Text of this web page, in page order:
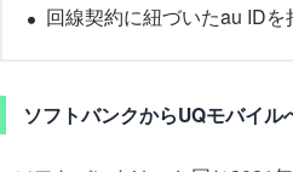
回線契約に紐づいたau IDを
ソフトバンクからUQモバイル